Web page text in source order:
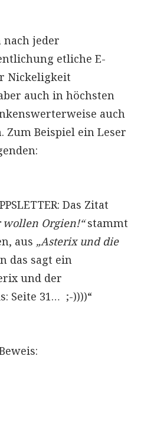
jeder
etliche E-
Nickeligkeit
auch in höchsten
auch
Zum Beispiel ein Leser
Das Zitat
wollen Orgien!“stammt
aus „Asterix und die
das sagt ein
und der
Seite 31… ;-))))“